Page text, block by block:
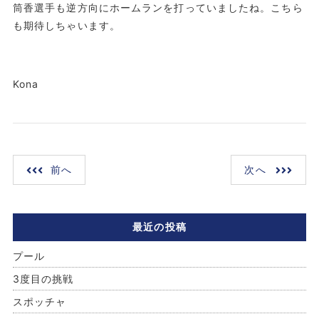
筒香選手も逆方向にホームランを打っていましたね。こちら
も期待しちゃいます。
Kona
前へ 次へ
最近の投稿
プール
3度目の挑戦
スポッチャ